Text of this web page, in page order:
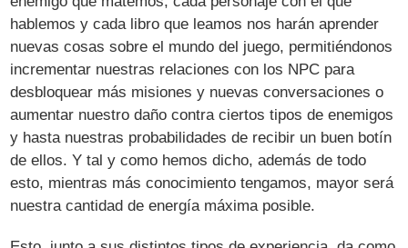
hablemos y cada libro que leamos nos harán aprender
nuevas cosas sobre el mundo del juego, permitiéndonos
incrementar nuestras relaciones con los NPC para
desbloquear más misiones y nuevas conversaciones o
aumentar nuestro daño contra ciertos tipos de enemigos
y hasta nuestras probabilidades de recibir un buen botín
de ellos. Y tal y como hemos dicho, además de todo
esto, mientras más conocimiento tengamos, mayor será
nuestra cantidad de energía máxima posible.